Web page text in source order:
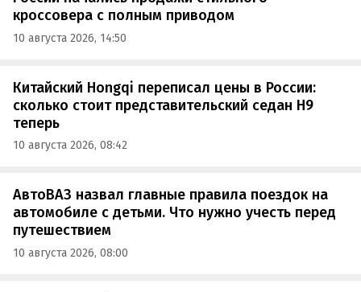
кроссовера с полным приводом
10 августа 2026, 14:50
Китайский Hongqi переписал цены в России:
сколько стоит представительский седан H9
теперь
10 августа 2026, 08:42
АвтоВАЗ назвал главные правила поездок на
автомобиле с детьми. Что нужно учесть перед
путешествием
10 августа 2026, 08:00